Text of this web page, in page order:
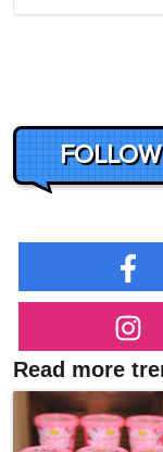
Read more